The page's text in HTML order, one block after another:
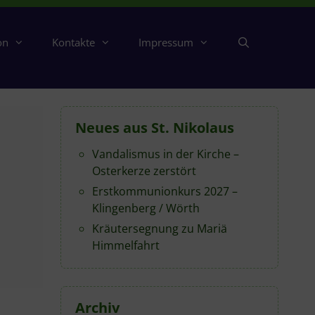
Kontakte Impressum
Neues aus St. Nikolaus
Vandalismus in der Kirche –
Osterkerze zerstört
Erstkommunionkurs 2027 –
Klingenberg / Wörth
Kräutersegnung zu Mariä
Himmelfahrt
Archiv